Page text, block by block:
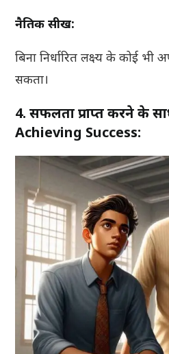
नैतिक सीख:
बिना निर्धारित लक्ष्य के कोई
सकता।
4. सफलता प्राप्त करने के
Achieving Success: